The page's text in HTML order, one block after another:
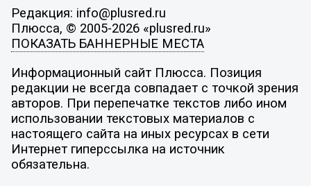
Редакция: info@plusred.ru
Плюсса, © 2005-2026 «plusred.ru»
ПОКАЗАТЬ БАННЕРНЫЕ МЕСТА
Информационный сайт Плюсса. Позиция
редакции не всегда совпадает с точкой зрения
авторов. При перепечатке текстов либо ином
использовании текстовых материалов с
настоящего сайта на иных ресурсах в сети
Интернет гиперссылка на источник
обязательна.